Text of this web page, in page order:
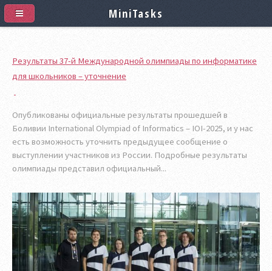
Результаты 37-й Международной олимпиады по информатике
для школьников – уточнение
Опубликованы официальные результаты прошедшей в
Боливии International Olympiad of Informatics – IOI-2025, и у нас
есть возможность уточнить предыдущее сообщение о
выступлении участников из России. Подробные результаты
олимпиады представил официальный...
MiniTasks